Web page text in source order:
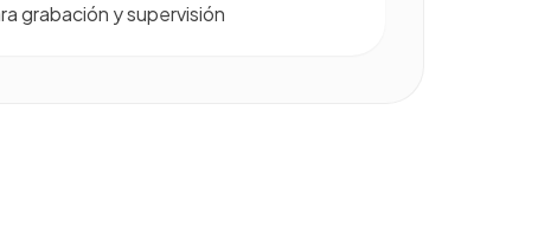
grabación y supervisión